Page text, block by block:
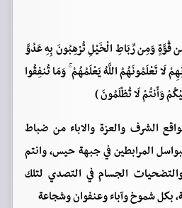
قُوَّةٍ وَمِن رِّبَاطِ الْخَيْلِ تُرْهِبُونَ بِهِ عَدُوَّ
لَا تَعْلَمُونَهُمُ اللَّهُ يَعْلَمُهُمْ ۚ وَمَا تُنفِقُوا
وَأَنتُمْ لَا تُظْلَمُونَ )
الشرف والعزة والاباء من ضباط
المرابطين في جبهة حيس، وانتم
الجسام في التصدي لتلك
بكل شموخ وآباء وعنفوان وشجاعة